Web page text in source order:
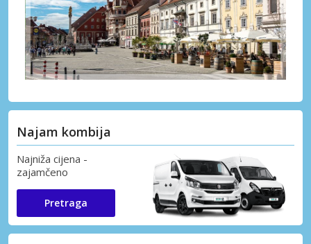
Najam kombija
Najniža cijena -
zajamčeno
Pretraga